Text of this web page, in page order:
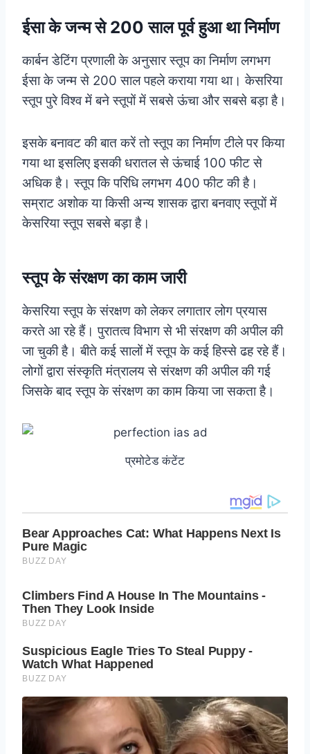
ईसा के जन्म से 200 साल पूर्व हुआ था निर्माण
कार्बन डेटिंग प्रणाली के अनुसार स्तूप का निर्माण लगभग
ईसा के जन्म से 200 साल पहले कराया गया था। केसरिया
स्तूप पुरे विश्व में बने स्तूपों में सबसे ऊंचा और सबसे बड़ा है।
इसके बनावट की बात करें तो स्तूप का निर्माण टीले पर किया
गया था इसलिए इसकी धरातल से ऊंचाई 100 फीट से
अधिक है। स्तूप कि परिधि लगभग 400 फीट की है।
सम्राट अशोक या किसी अन्य शासक द्वारा बनवाए स्तूपों में
केसरिया स्तूप सबसे बड़ा है।
स्तूप के संरक्षण का काम जारी
केसरिया स्तूप के संरक्षण को लेकर लगातार लोग प्रयास
करते आ रहे हैं। पुरातत्व विभाग से भी संरक्षण की अपील की
जा चुकी है। बीते कई सालों में स्तूप के कई हिस्से ढह रहे हैं।
लोगों द्वारा संस्कृति मंत्रालय से संरक्षण की अपील की गई
जिसके बाद स्तूप के संरक्षण का काम किया जा सकता है।
प्रमोटेड कंटेंट